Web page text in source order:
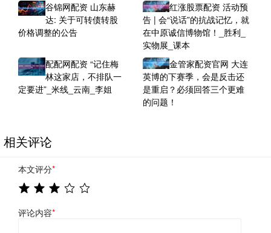
谷锦网配资 山东赫
达: 关于可转债转股
价格调整的公告
红涨股票配资 活动预
告 | 会“说话”的抗战记忆，就
在中原诚信博物馆！_胜利_
实物展_课本
配配网配资 “记住梅
林这家店，不排队一
定要进”_米线_云南_李姐
金管家配资官网 大连
英博的下赛季，会是反击还
是重启？必须回答三个更难
的问题！
相关评论
本文评分*
评论内容*